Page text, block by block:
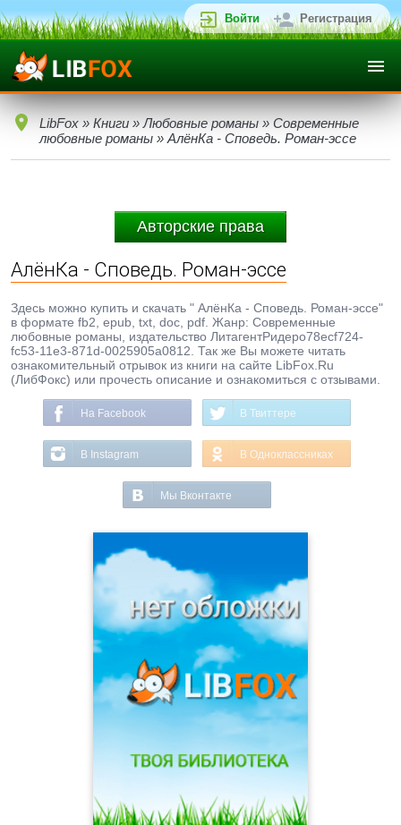
Войти Регистрация
LibFox » Книги » Любовные романы » Современные
любовные романы » АлёнКа - Споведь. Роман-эссе
Авторские права
АлёнКа - Споведь. Роман-эссе
Здесь можно купить и скачать " АлёнКа - Споведь. Роман-эссе"
в формате fb2, epub, txt, doc, pdf. Жанр: Современные
любовные романы, издательство ЛитагентРидеро78ecf724-
fc53-11e3-871d-0025905a0812. Так же Вы можете читать
ознакомительный отрывок из книги на сайте LibFox.Ru
(ЛибФокс) или прочесть описание и ознакомиться с отзывами.
На Facebook В Твиттере
В Instagram В Одноклассниках
Мы Вконтакте